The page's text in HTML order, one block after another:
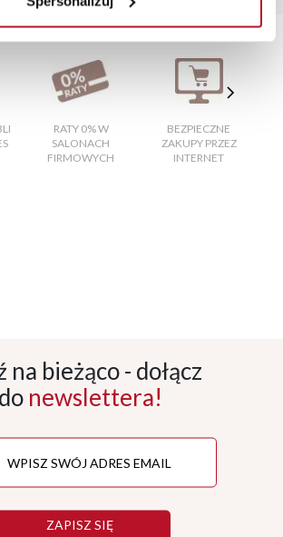
narożne
RATY 0% W
SALONACH
FIRMOWYCH
BEZPIECZNE
ZAKUPY PRZEZ
INTERNET
na bieżąco - dołącz
do newslettera!
ZAPISZ SIĘ